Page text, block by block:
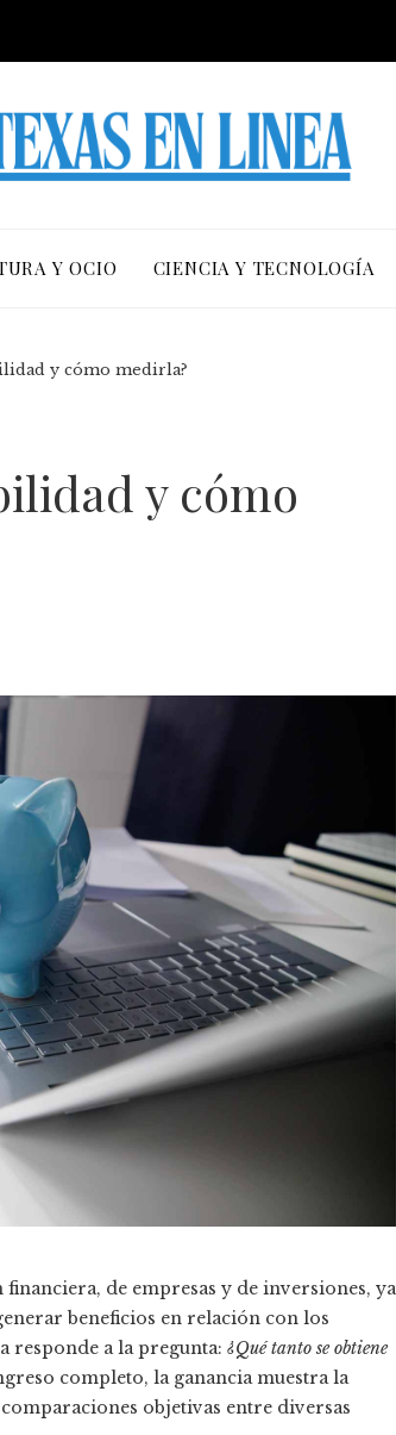
Y OCIO CIENCIA Y TECNOLOGÍA
y cómo medirla?
y cómo
de empresas y de inversiones, ya
beneficios en relación con los
responde a la pregunta: ¿Qué tanto se obtiene
completo, la ganancia muestra la
objetivas entre diversas